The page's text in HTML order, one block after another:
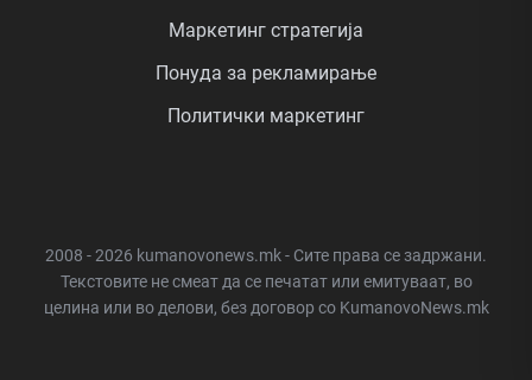
Маркетинг стратегија
Понуда за рекламирање
Политички маркетинг
2008 - 2026 kumanovonews.mk - Сите права се задржани.
Текстовите не смеат да се печатат или емитуваат, во
целина или во делови, без договор со KumanovoNews.mk